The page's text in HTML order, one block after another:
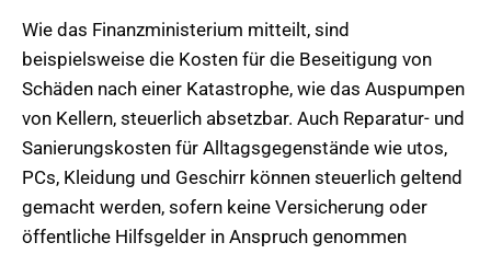
Wie das Finanzministerium mitteilt, sind
beispielsweise die Kosten für die Beseitigung von
Schäden nach einer Katastrophe, wie das Auspumpen
von Kellern, steuerlich absetzbar. Auch Reparatur- und
Sanierungskosten für Alltagsgegenstände wie utos,
PCs, Kleidung und Geschirr können steuerlich geltend
gemacht werden, sofern keine Versicherung oder
öffentliche Hilfsgelder in Anspruch genommen